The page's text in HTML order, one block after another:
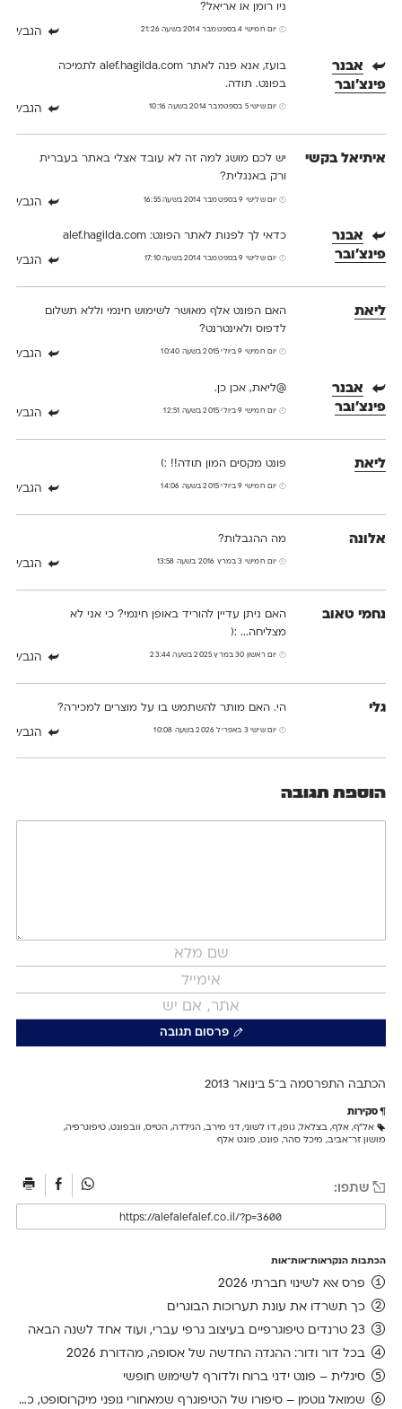
ניו רומן או אריאל?
יום חמישי 4 בספטמבר 2014 בשעה 21:26 הגב/י
אבנר
פינצ'ובר
בועז, אנא פנה לאתר alef.hagilda.com לתמיכה
בפונט. תודה.
יום שישי 5 בספטמבר 2014 בשעה 10:16 הגב/י
איתיאל בקשי
יש לכם מושג למה זה לא עובד אצלי באתר בעברית
ורק באנגלית?
יום שלישי 9 בספטמבר 2014 בשעה 16:55 הגב/י
אבנר
פינצ'ובר
כדאי לך לפנות לאתר הפונט: alef.hagilda.com
יום שלישי 9 בספטמבר 2014 בשעה 17:10 הגב/י
ליאת
האם הפונט אלף מאושר לשימוש חינמי וללא תשלום
לדפוס ולאינטרנט?
יום חמישי 9 ביולי 2015 בשעה 10:40 הגב/י
אבנר
פינצ'ובר
@ליאת, אכן כן.
יום חמישי 9 ביולי 2015 בשעה 12:51 הגב/י
ליאת פונט מקסים המון תודה!! :)
יום חמישי 9 ביולי 2015 בשעה 14:06 הגב/י
אלונה מה ההגבלות?
יום חמישי 3 במרץ 2016 בשעה 13:58 הגב/י
נחמי טאוב
האם ניתן עדיין להוריד באופן חינמי? כי אני לא
מצליחה... :(
יום ראשון 30 במרץ 2025 בשעה 23:44 הגב/י
גלי הי. האם מותר להשתמש בו על מוצרים למכירה?
יום שישי 3 באפריל 2026 בשעה 10:08 הגב/י
הוספת תגובה
פרסום תגובה
הכתבה התפרסמה ב־5 ב ינואר 2013
סקירות
אל״ף, אלף, בצלאל, גופן , דו לשוני, דני מירב, הגילדה, הטייס, וובפונט, טיפוגרפיה,
מושון זר־אביב, מיכל סהר, פונט, פונט אלף
שתפו:
הכתבות הנקראות־אות־אות
פרס אאא לשינוי חברתי 2026
כך תשרדו את עונת תערוכות הבוגרים
23 טרנדים טיפוגרפיים בעיצוב גרפי עברי, ועוד אחד לשנה הבאה
בכל דור ודור: ההגדה החדשה של אסופה, מהדורת 2026
סיגלית – פונט ידני ברוח ולדורף לשימוש חופשי
שמואל גוטמן – סיפורו של הטיפוגרף שמאחורי גופני מיקרוסופט, כפי שנחשף בארכיון של נינתו